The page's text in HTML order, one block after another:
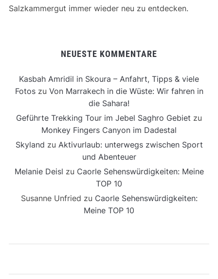
Salzkammergut immer wieder neu zu entdecken.
NEUESTE KOMMENTARE
Kasbah Amridil in Skoura – Anfahrt, Tipps & viele
Fotoszu Von Marrakech in die Wüste: Wir fahren in
die Sahara!
Geführte Trekking Tour im Jebel Saghro Gebiet zu
Monkey Fingers Canyon im Dadestal
Skyland zu Aktivurlaub: unterwegs zwischen Sport
und Abenteuer
Melanie Deisl zu Caorle Sehenswürdigkeiten: Meine
TOP 10
Susanne Unfried zu Caorle Sehenswürdigkeiten:
Meine TOP 10